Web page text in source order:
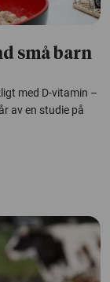
små barn
med D-vitamin –
av en studie på